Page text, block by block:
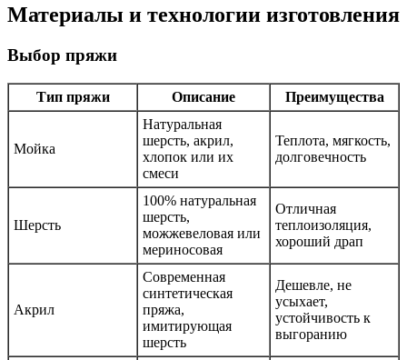
Материалы и технологии изготовления
Выбор пряжи
Тип пряжи Описание Преимущества
Мойка
Натуральная
шерсть, акрил,
хлопок или их
смеси
Теплота, мягкость,
долговечность
Шерсть
100% натуральная
шерсть,
можжевеловая или
мериносовая
Отличная
теплоизоляция,
хороший драп
Акрил
Современная
синтетическая
пряжа,
имитирующая
шерсть
Дешевле, не
усыхает,
устойчивость к
выгоранию